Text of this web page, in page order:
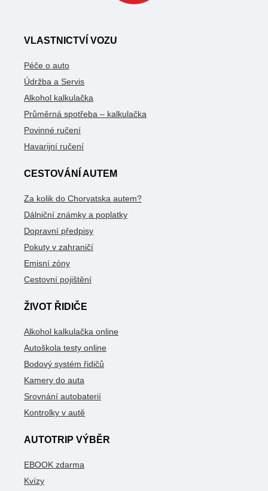
VLASTNICTVÍ VOZU
Péče o auto
Údržba a Servis
Alkohol kalkulačka
Průměrná spotřeba – kalkulačka
Povinné ručení
Havarijní ručení
CESTOVÁNÍ AUTEM
Za kolik do Chorvatska autem?
Dálniční známky a poplatky
Dopravní předpisy
Pokuty v zahraničí
Emisní zóny
Cestovní pojištění
ŽIVOT ŘIDIČE
Alkohol kalkulačka online
Autoškola testy online
Bodový systém řidičů
Kamery do auta
Srovnání autobaterií
Kontrolky v autě
AUTOTRIP VÝBĚR
EBOOK zdarma
Kvízy